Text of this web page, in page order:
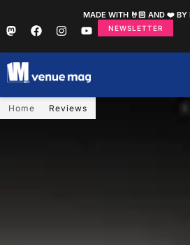
MADE WITH 🤘🏻 AND ❤️ BY
NEWSLETTER
Home Reviews